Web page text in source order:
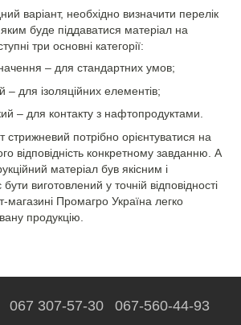
варіант, необхідно визначити перелік
буде піддаватися матеріал на
три основні категорії:
– для стандартних умов;
– для ізоляційних елементів;
– для контакту з нафтопродуктами.
стрижневий потрібно орієнтуватися на
відповідність конкретному завданню. А
матеріал був якісним і
виготовлений у точній відповідності
магазині Промагро Україна легко
продукцію.
067 307-57-30
067-560-44-93